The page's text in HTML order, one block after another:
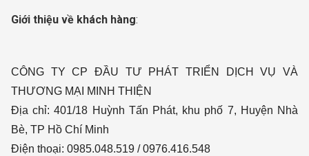
Giới thiệu về khách hàng:
CÔNG TY CP ĐẦU TƯ PHÁT TRIỂN DỊCH VỤ VÀ
THƯƠNG MẠI MINH THIỆN
Địa chỉ: 401/18 Huỳnh Tấn Phát, khu phố 7, Huyện Nhà
Bè, TP Hồ Chí Minh
Điện thoại: 0985.048.519 / 0976.416.548